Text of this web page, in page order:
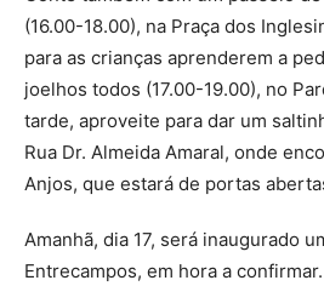
(16.00-18.00), na Praça dos
para as crianças aprenderem a
joelhos todos (17.00-19.00), no
tarde, aproveite para dar um
Rua Dr. Almeida Amaral, onde
Anjos, que estará de portas
Amanhã, dia 17, será inaugurado
Entrecampos, em hora a